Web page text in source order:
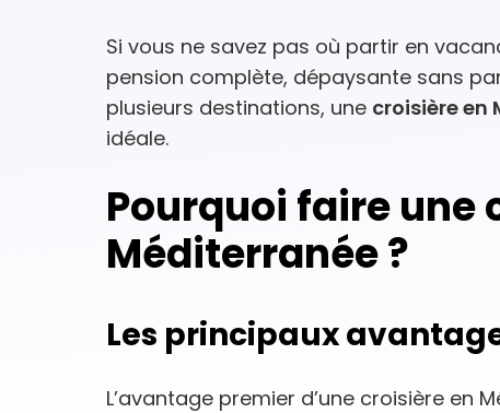
Si vous ne savez pas où partir en
pension complète, dépaysante sans
plusieurs destinations, une croisière en
idéale.
Pourquoi faire une
Méditerranée ?
Les principaux
L’avantage premier d’une croisière en